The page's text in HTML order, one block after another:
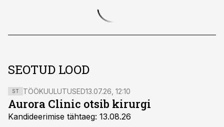
SEOTUD LOOD
ST TÖÖKUULUTUSED13.07.26, 12:10
Aurora Clinic otsib kirurgi
Kandideerimise tähtaeg: 13.08.26